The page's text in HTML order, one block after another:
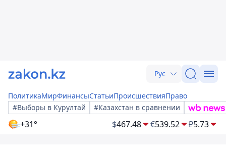
Рус
ПолитикаМирФинансыСтатьиПроисшествияПраво
#Выборы в Курултай
#Казахстан в сравнении
+31° $467.48 €539.52 ₽5.73